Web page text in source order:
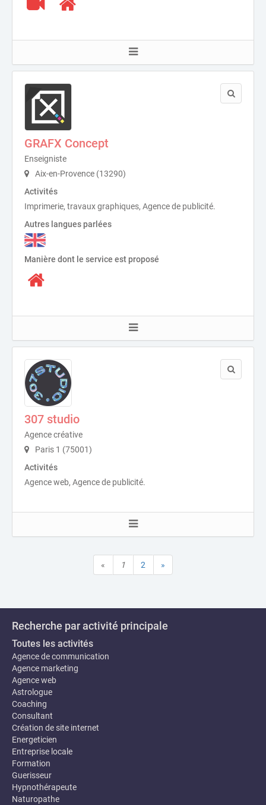
GRAFX Concept
Enseigniste
Aix-en-Provence (13290)
Activités
Imprimerie, travaux graphiques, Agence de publicité.
Autres langues parlées
Manière dont le service est proposé
307 studio
Agence créative
Paris 1 (75001)
Activités
Agence web, Agence de publicité.
« 1 2 »
Recherche par activité principale
Toutes les activités
Agence de communication
Agence marketing
Agence web
Astrologue
Coaching
Consultant
Création de site internet
Energeticien
Entreprise locale
Formation
Guerisseur
Hypnothérapeute
Naturopathe